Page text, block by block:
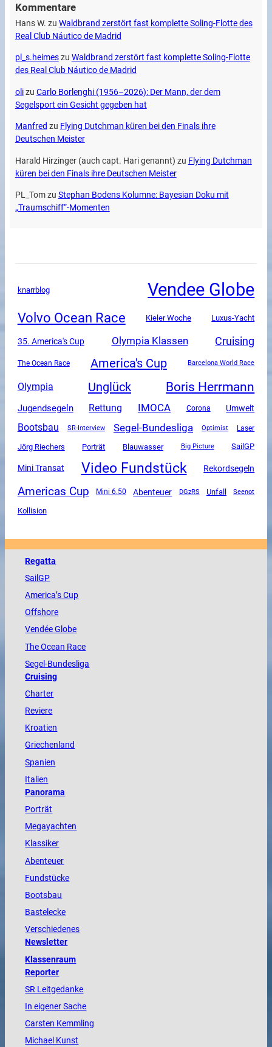
Kommentare
Hans W. zu Waldbrand zerstört fast komplette Soling-Flotte des
Real Club Náutico de Madrid
pl_s.heimeszu Waldbrand zerstört fast komplette Soling-Flotte
des Real Club Náutico de Madrid
olizu Carlo Borlenghi (1956–2026): Der Mann, der dem
Segelsport ein Gesicht gegeben hat
Manfred zu Flying Dutchman küren bei den Finals ihre
Deutschen Meister
Harald Hirzinger (auch capt. Hari genannt) zu Flying Dutchman
küren bei den Finals ihre Deutschen Meister
PL_Tomzu Stephan Bodens Kolumne: Bayesian Doku mit
„Traumschiff“-Momenten
knarrblog Vendee Globe
Volvo Ocean Race Kieler Woche Luxus-Yacht
35. America's Cup Olympia Klassen Cruising
The Ocean Race America's Cup Barcelona World Race
Olympia Unglück Boris Herrmann
Jugendsegeln Rettung IMOCA Corona Umwelt
Bootsbau SR-Interview Segel-Bundesliga Optimist Laser
Jörg Riechers Porträt Blauwasser Big Picture SailGP
Mini Transat Video Fundstück Rekordsegeln
Americas Cup Mini 6.50 Abenteuer DGzRS Unfall Seenot
Kollision
Regatta
SailGP
America’s Cup
Offshore
VendéeGlobe
TheOcean Race
Segel-Bundesliga
Cruising
Charter
Reviere
Kroatien
Griechenland
Spanien
Italien
Panorama
Porträt
Megayachten
Klassiker
Abenteuer
Fundstücke
Bootsbau
Bastelecke
Verschiedenes
Newsletter
Klassenraum
Reporter
SR Leitgedanke
In eigener Sache
Carsten Kemmling
Michael Kunst